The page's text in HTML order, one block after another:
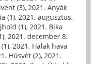
(3), 2021. Anyák
(1), 2021. augusztus,
(1), 2021. Bika
, 2021. december 8.
, 2021. Halak hava
Húsvét (2), 2021.